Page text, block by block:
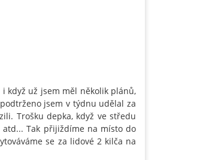
když už jsem měl několik plánů,
jsem v týdnu udělal za
Trošku depka, když ve středu
Tak přijiždíme na místo do
se za lidové 2 kilča na